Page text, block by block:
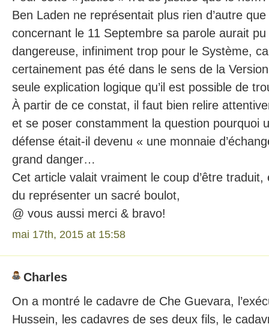
Ben Laden ne représentait plus rien d’autre
concernant le 11 Septembre sa parole aurait
dangereuse, infiniment trop pour le Système,
certainement pas été dans le sens de la
seule explication logique qu’il est possible de
À partir de ce constat, il faut bien relire
et se poser constamment la question pourquoi
défense était-il devenu « une monnaie
grand danger…
Cet article valait vraiment le coup d’être traduit,
du représenter un sacré boulot,
@ vous aussi merci & bravo!
mai 17th, 2015 at 15:58
Charles
On a montré le cadavre de Che Guevara,
Hussein, les cadavres de ses deux fils, le